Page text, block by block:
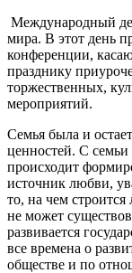
Международный
мира. В этот день
конференции,
празднику
торжественных,
мероприятий.
Семья была и
ценностей. С семьи
происходит
источник любви,
то, на чем
не может
развивается
все времена о
обществе и по